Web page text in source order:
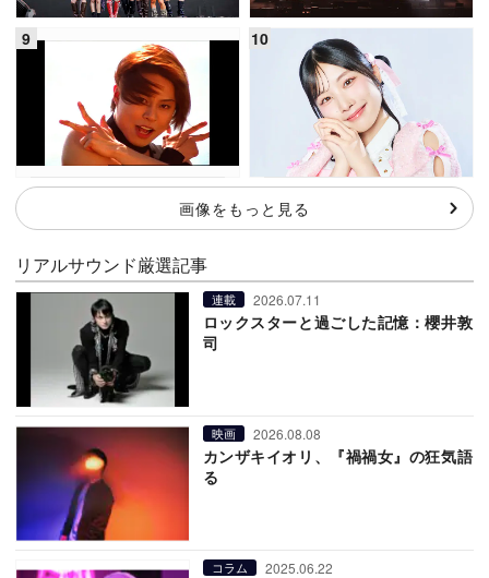
画像をもっと見る
リアルサウンド厳選記事
連載 2026.07.11
ロックスターと過ごした記憶：櫻井敦
司
映画 2026.08.08
カンザキイオリ、『禍禍女』の狂気語
る
コラム 2025.06.22